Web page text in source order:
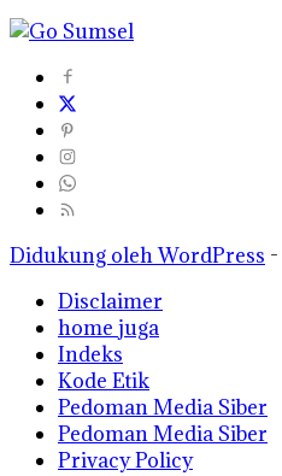
Didukung oleh WordPress -
Disclaimer
home juga
Indeks
Kode Etik
Pedoman Media Siber
Pedoman Media Siber
Privacy Policy